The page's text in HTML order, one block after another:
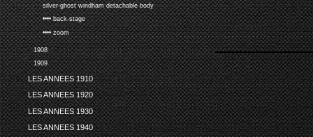
silver-ghost windham detachable body
•••• back-stage
•••• zoom
1908
1909
LES ANNEES 1910
LES ANNEES 1920
LES ANNEES 1930
LES ANNEES 1940